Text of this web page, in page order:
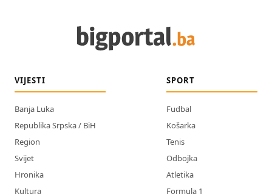
VIJESTI
Banja Luka
Republika Srpska / BiH
Region
Svijet
Hronika
Kultura
SPORT
Fudbal
Košarka
Tenis
Odbojka
Atletika
Formula 1